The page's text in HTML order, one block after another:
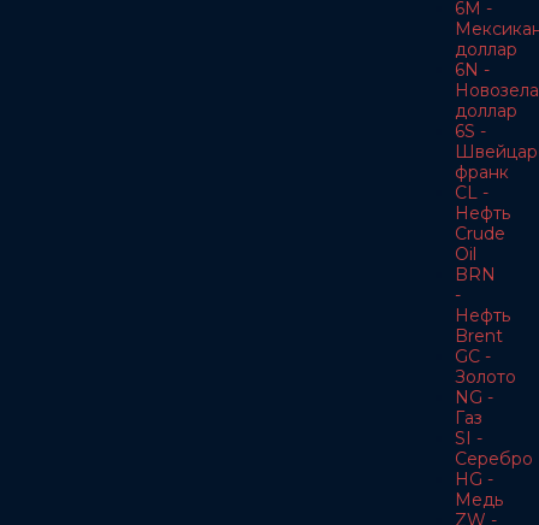
6M -
доллар
6N -
доллар
6S -
франк
CL -
Нефть
Crude
Oil
BRN
-
Нефть
Brent
GC -
Золото
NG -
Газ
SI -
Серебро
HG -
Медь
ZW -